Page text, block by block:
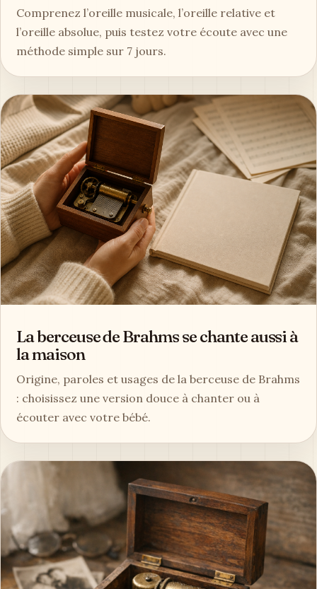
Comprenez l’oreille musicale, l’oreille relative et
l’oreille absolue, puis testez votre écoute avec une
méthode simple sur 7 jours.
La berceuse de Brahms se chante aussi à
la maison
Origine, paroles et usages de la berceuse de Brahms
: choisissez une version douce à chanter ou à
écouter avec votre bébé.